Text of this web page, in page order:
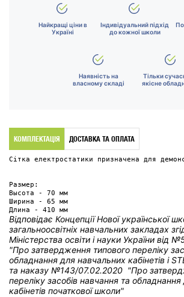
Найкращі ціни в
Україні
Індивідуальний підхід
до кожної школи
Наявність на
власному складі
Тільки
якісне
КОМПЛЕКТАЦІЯ ДОСТАВКА ТА ОПЛАТА
Сітка електростатики призначена для
Размер:
Высота - 70 мм
Ширина - 65 мм
Длина - 410 мм
Відповідає Концепції Нової української
загальноосвітніх навчальних закладах
Міністерства освіти і науки України від
"Про затвердження типового переліку
обладнання для навчальних кабінетів і
та наказу №143/07.02.2020 "Про
переліку засобів навчання та
кабінетів початкової школи"